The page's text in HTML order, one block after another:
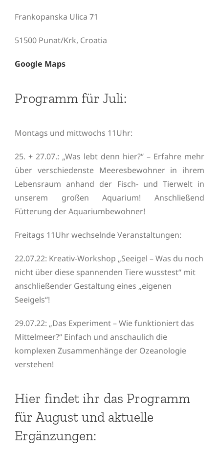
Frankopanska Ulica 71
51500 Punat/Krk, Croatia
Google Maps
Programm für Juli:
Montags und mittwochs 11Uhr:
25. + 27.07.: „Was lebt denn hier?“ – Erfahre mehr
über verschiedenste Meeresbewohner in ihrem
Lebensraum anhand der Fisch- und Tierwelt in
unserem großen Aquarium! Anschließend
Fütterung der Aquariumbewohner!
Freitags 11Uhr wechselnde Veranstaltungen:
22.07.22: Kreativ-Workshop „Seeigel – Was du noch
nicht über diese spannenden Tiere wusstest“ mit
anschließender Gestaltung eines „eigenen
Seeigels“!
29.07.22: „Das Experiment – Wie funktioniert das
Mittelmeer?“ Einfach und anschaulich die
komplexen Zusammenhänge der Ozeanologie
verstehen!
Hier findet ihr das Programm
für August und aktuelle
Ergänzungen: